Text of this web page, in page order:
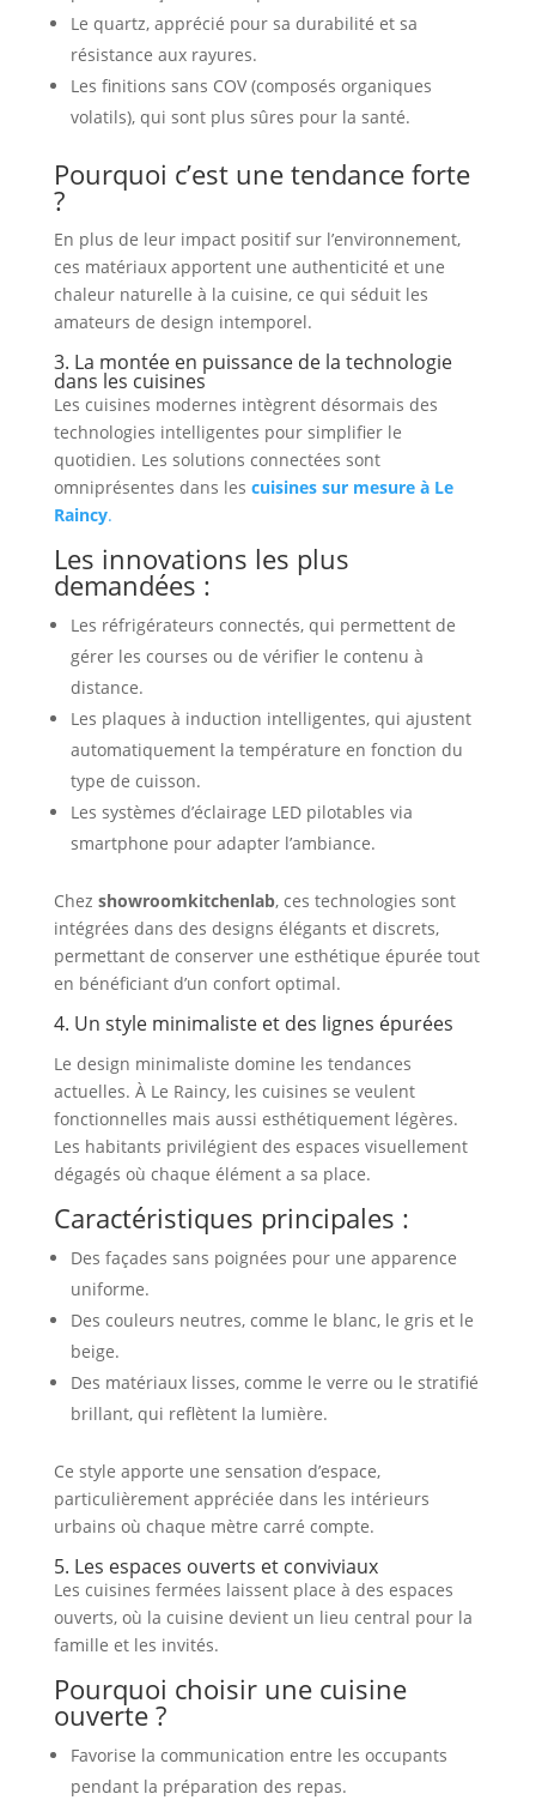
Le quartz, apprécié pour sa durabilité et sa
résistance aux rayures.
Les finitions sans COV (composés organiques
volatils), qui sont plus sûres pour la santé.
Pourquoi c’est une tendance forte
?
En plus de leur impact positif sur l’environnement,
ces matériaux apportent une authenticité et une
chaleur naturelle à la cuisine, ce qui séduit les
amateurs de design intemporel.
3. La montée en puissance de la technologie
dans les cuisines
Les cuisines modernes intègrent désormais des
technologies intelligentes pour simplifier le
quotidien. Les solutions connectées sont
omniprésentes dans les cuisines sur mesure à Le
Raincy.
Les innovations les plus
demandées :
Les réfrigérateurs connectés, qui permettent de
gérer les courses ou de vérifier le contenu à
distance.
Les plaques à induction intelligentes, qui ajustent
automatiquement la température en fonction du
type de cuisson.
Les systèmes d’éclairage LED pilotables via
smartphone pour adapter l’ambiance.
Chez showroomkitchenlab, ces technologies sont
intégrées dans des designs élégants et discrets,
permettant de conserver une esthétique épurée tout
en bénéficiant d’un confort optimal.
4. Un style minimaliste et des lignes épurées
Le design minimaliste domine les tendances
actuelles. À Le Raincy, les cuisines se veulent
fonctionnelles mais aussi esthétiquement légères.
Les habitants privilégient des espaces visuellement
dégagés où chaque élément a sa place.
Caractéristiques principales :
Des façades sans poignées pour une apparence
uniforme.
Des couleurs neutres, comme le blanc, le gris et le
beige.
Des matériaux lisses, comme le verre ou le stratifié
brillant, qui reflètent la lumière.
Ce style apporte une sensation d’espace,
particulièrement appréciée dans les intérieurs
urbains où chaque mètre carré compte.
5. Les espaces ouverts et conviviaux
Les cuisines fermées laissent place à des espaces
ouverts, où la cuisine devient un lieu central pour la
famille et les invités.
Pourquoi choisir une cuisine
ouverte ?
Favorise la communication entre les occupants
pendant la préparation des repas.